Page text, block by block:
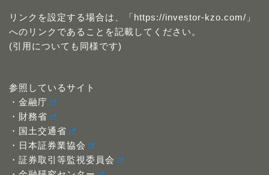
リンクを設定する場合は、「https://investor-kzo.com/」
へのリンクであることを記載してください。
(引用についても同様です)
参照しているサイト
・金融庁
・財務省
・国土交通省
・日本証券業協会
・証券取引等監視委員会